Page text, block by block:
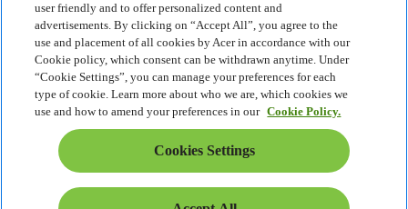
Korporativna društvena odgovornost
Emisija štetnih gasova za proizvod
Project Humanity
Earthion
Pravila o privatnosti
Pravilnik o kolačićima
Pravno obaveštenje
Dodatne pravne informacije
Politika o jednostavnom pristupu
Cookies Settings
Srbija - Srpski
user friendly and to offer personalized content and
advertisements. By clicking on “Accept All”, you agree to the
use and placement of all cookies by Acer in accordance with our
Cookie policy, which consent can be withdrawn anytime. Under
“Cookie Settings”, you can manage your preferences for each
type of cookie. Learn more about who we are, which cookies we
use and how to amend your preferences in our Cookie Policy.
Cookies Settings